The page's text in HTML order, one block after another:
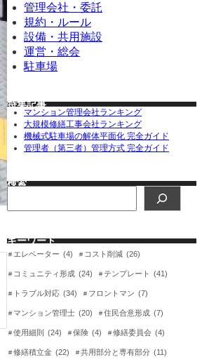
管理会社・委託
規約・ルール
設備・共用施設
運営・総会
駐車場
特集記事
マンション管理会社ランキング
大規模修繕工事会社ランキング
機械式駐車場の解体平面化 完全ガイド
管理者（第三者）管理方式 完全ガイド
検索
検
索
キーワード
エレベーター (4) コスト削減 (26)
コミュニティ形成 (24) テンプレート (41)
トラブル対応 (34) フロントマン (7)
マンション管理士 (20) 住民合意形成 (7)
使用細則 (24) 保険 (4) 修繕委員会 (4)
修繕積立金 (22) 共用部分と専有部分 (11)